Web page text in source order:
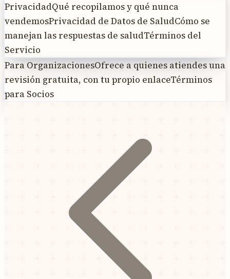
PrivacidadQué recopilamos y qué nunca
vendemosPrivacidad de Datos de SaludCómo se
manejan las respuestas de saludTérminos del
Servicio
Para OrganizacionesOfrece a quienes atiendes una
revisión gratuita, con tu propio enlaceTérminos
para Socios